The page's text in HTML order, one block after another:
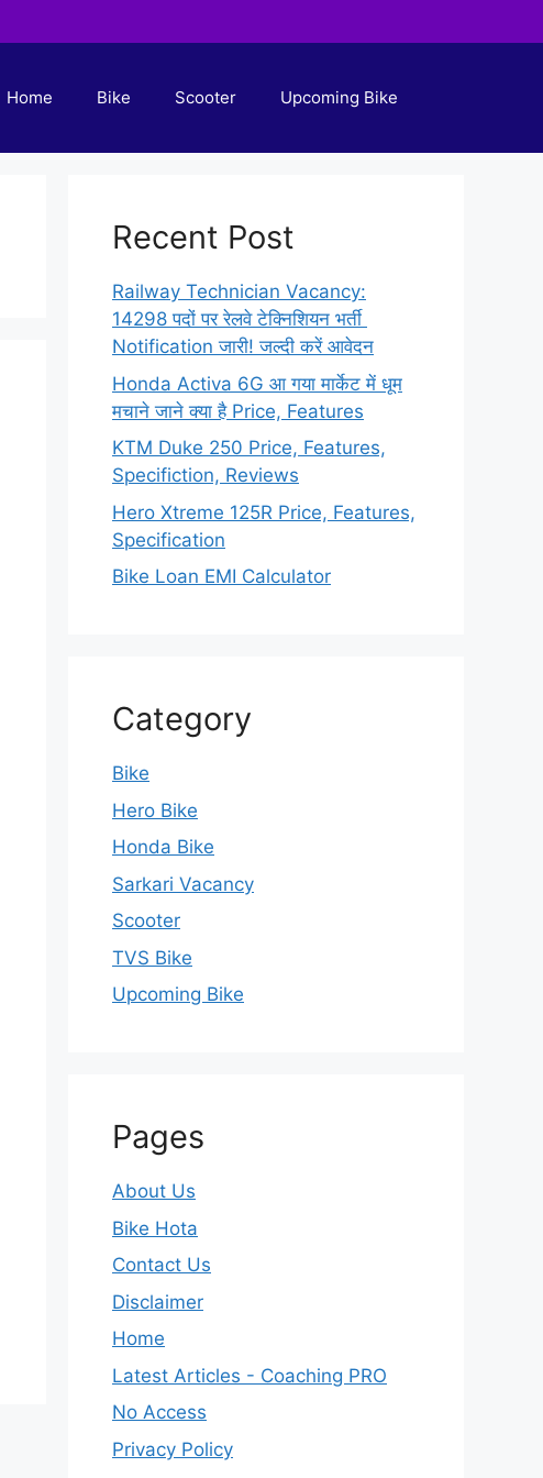
Home Bike Scooter Upcoming Bike
Recent Post
Railway Technician Vacancy:
14298 पदों पर रेलवे टेक्निशियन भर्ती
Notification जारी! जल्दी करें आवेदन
Honda Activa 6G आ गया मार्केट में धूम
मचाने जाने क्या है Price, Features
KTM Duke 250 Price, Features,
Specifiction, Reviews
Hero Xtreme 125R Price, Features,
Specification
Bike Loan EMI Calculator
Category
Bike
Hero Bike
Honda Bike
Sarkari Vacancy
Scooter
TVS Bike
Upcoming Bike
Pages
About Us
Bike Hota
Contact Us
Disclaimer
Home
Latest Articles - Coaching PRO
No Access
Privacy Policy